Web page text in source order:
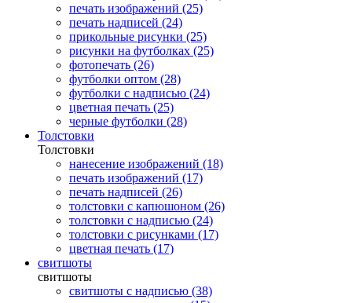
печать изображений (25)
печать надписей (24)
прикольные рисунки (25)
рисунки на футболках (25)
фотопечать (26)
футболки оптом (28)
футболки с надписью (24)
цветная печать (25)
черные футболки (28)
Толстовки
Толстовки
нанесение изображений (18)
печать изображений (17)
печать надписей (26)
толстовки с капюшоном (26)
толстовки с надписью (24)
толстовки с рисунками (17)
цветная печать (17)
свитшоты
свитшоты
свитшоты с надписью (38)